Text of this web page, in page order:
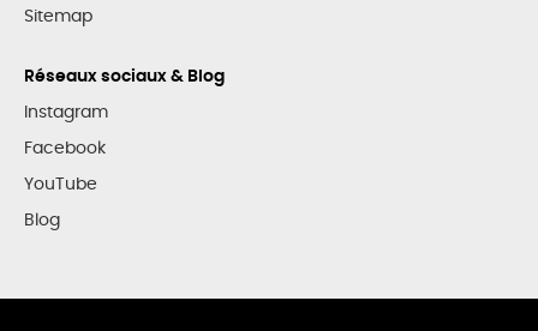
Sitemap
Réseaux sociaux & Blog
Instagram
Facebook
YouTube
Blog